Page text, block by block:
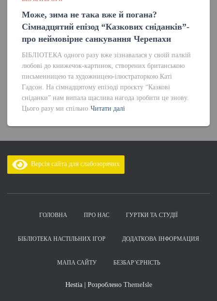
Може, зима не така вже й погана?
Сімнадцятий епізод “Казкових сніданків”-
про неймовірне санкування Черепахи
БІБЛІОТЕКА одного разу вже зізнавалася у своїй палкій
любові до книжечок-картинок, створених британською
письменницею та художницею-ілюстраторкою Каті
Гадсон. На сімнадцятому епізоді проєкту “Казкові
сніданки” нам випала щаслива нагода зробити це знову.
Цього разу ми спільно Читати далі
Версія сайта для слабозорячих
ГОЛОВНА ПРО НАС ГУРТКИ ТА СТУДІЇ
БІБЛІОТЕКА НАСТІЛЬНИХ ІГОР ДОДАТКОВА ІНФОРМАЦИЯ
МАПА САЙТУ БЕЗБАР’ЄРНІСТЬ
Hestia | Розроблено ThemeIsle